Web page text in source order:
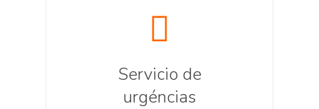
Servicio de
urgéncias